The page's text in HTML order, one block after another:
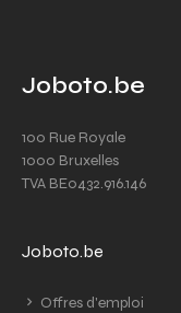
Joboto.be
100 Rue Royale
1000 Bruxelles
TVA BE0432.916.146
Joboto.be
Offres d'emploi